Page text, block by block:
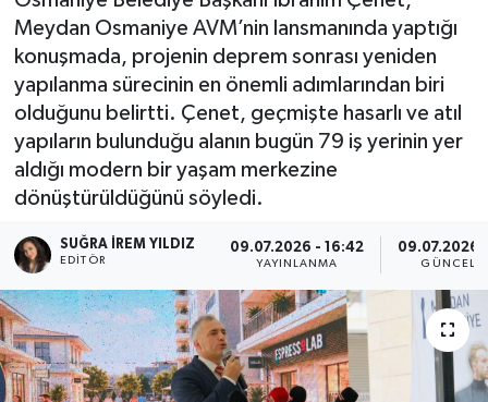
Meydan Osmaniye AVM’nin lansmanında yaptığı
konuşmada, projenin deprem sonrası yeniden
yapılanma sürecinin en önemli adımlarından biri
olduğunu belirtti. Çenet, geçmişte hasarlı ve atıl
yapıların bulunduğu alanın bugün 79 iş yerinin yer
aldığı modern bir yaşam merkezine
dönüştürüldüğünü söyledi.
SUĞRA İREM YILDIZ
EDITÖR
09.07.2026 - 16:42
YAYINLANMA
09.07.2026